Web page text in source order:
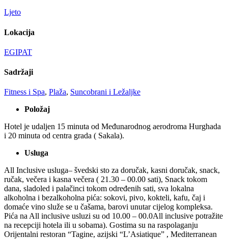
Ljeto
Lokacija
EGIPAT
Sadržaji
Fitness i Spa, Plaža, Suncobrani i Ležaljke
Položaj
Hotel je udaljen 15 minuta od Međunarodnog aerodroma Hurghada
i 20 minuta od centra grada ( Sakala).
Usluga
All Inclusive usluga– švedski sto za doručak, kasni doručak, snack,
ručak, večera i kasna večera ( 21.30 – 00.00 sati), Snack tokom
dana, sladoled i palačinci tokom određenih sati, sva lokalna
alkoholna i bezalkoholna pića: sokovi, pivo, kokteli, kafu, čaj i
domaće vino služe se u čašama, barovi unutar cijelog kompleksa.
Pića na All inclusive usluzi su od 10.00 – 00.0All inclusive potražite
na recepciji hotela ili u sobama). Gostima su na raspolaganju
Orijentalni restoran “Tagine, azijski “L’Asiatique” , Mediterranean